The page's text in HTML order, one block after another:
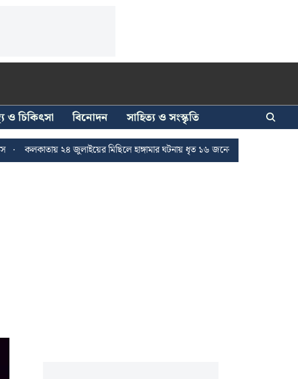
ও চিকিৎসা বিনোদন সাহিত্য ও সংস্কৃতি
২৪ জুলাইয়ের মিছিলে হাঙ্গামার ঘটনায় ধৃত ১৬ জনের জামিন